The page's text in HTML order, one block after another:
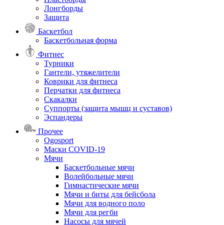
Лонгборды
Защита
Баскетбол
Баскетбольная форма
Фитнес
Турники
Гантели, утяжелители
Коврики для фитнеса
Перчатки для фитнеса
Скакалки
Суппорты (защита мышц и суставов)
Эспандеры
Прочее
Ogosport
Маски COVID-19
Мячи
Баскетбольные мячи
Волейбольные мячи
Гимнастические мячи
Мячи и биты для бейсбола
Мячи для водного поло
Мячи для регби
Насосы для мячей